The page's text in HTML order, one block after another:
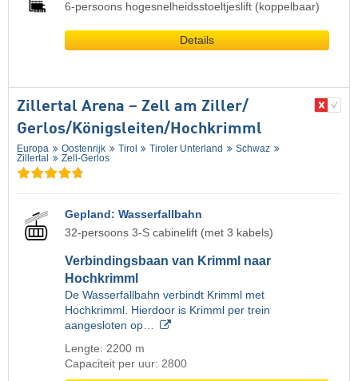
6-persoons hogesnelheidsstoeltjeslift (koppelbaar)
Details
Zillertal Arena – Zell am Ziller/​
Gerlos/​Königsleiten/​Hochkrimml
Europa Oostenrijk Tirol Tiroler Unterland
Schwaz
Zillertal
Zell-Gerlos
Gepland: Wasserfallbahn
32-persoons 3-S cabinelift (met 3 kabels)
Verbindingsbaan van Krimml naar
Hochkrimml
De Wasserfallbahn verbindt Krimml met
Hochkrimml. Hierdoor is Krimml per trein
aangesloten op…
Lengte: 2200 m
Capaciteit per uur: 2800